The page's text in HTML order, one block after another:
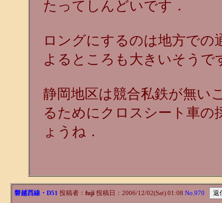
たってしんどいです．
ロングにするのは地方での
よるところも大きいそうで
静岡地区は競合私鉄が無い
るためにクロスシート車の
ょうね．
磐越西線・D51 投稿者： fuji 投稿日：2006/12/02(Sat) 01:08 No.970